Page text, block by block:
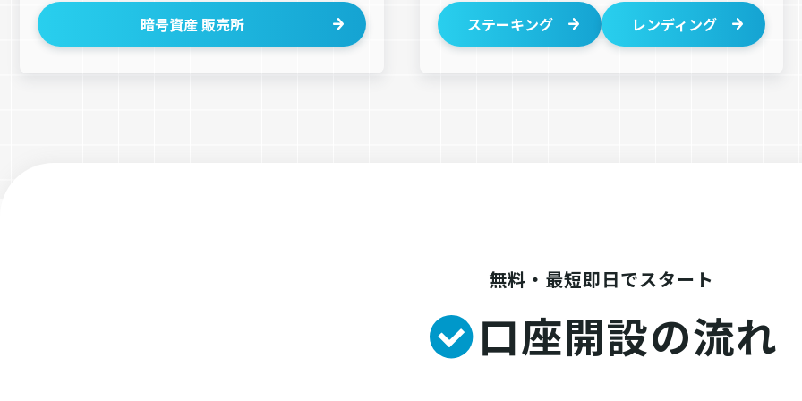
暗号資産 販売所 ステーキング レンディング
無料・最短即日でスタート
口座開設の流れ